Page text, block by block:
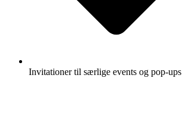
Invitationer til særlige events og pop-ups